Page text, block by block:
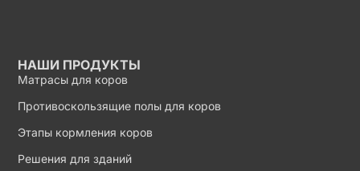
НАШИ ПРОДУКТЫ
Матрасы для коров
Противоскользящие полы для коров
Этапы кормления коров
Решения для зданий